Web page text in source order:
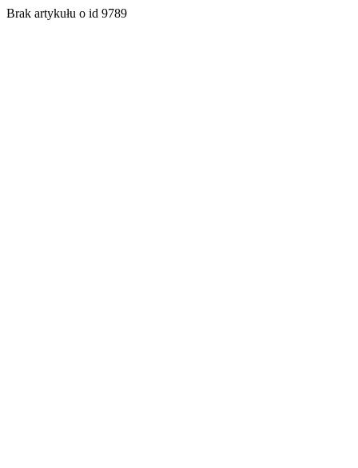
Brak artykułu o id 9789